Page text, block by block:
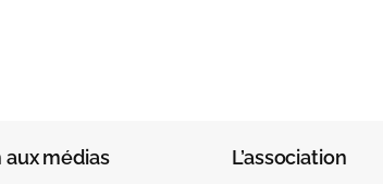
aux médias L’association